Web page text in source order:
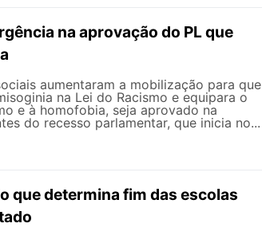
na aprovação do PL que
aumentaram a mobilização para que
na Lei do Racismo e equipara o
e à homofobia, seja aprovado na
do recesso parlamentar, que inicia no...
que determina fim das escolas